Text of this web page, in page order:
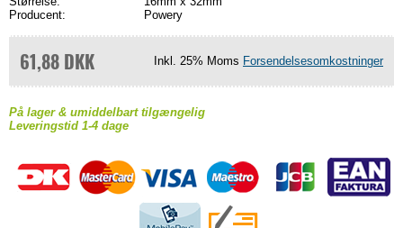
Producent:
Powery
61,88 DKK Inkl. 25% Moms Forsendelsesomkostninger
På lager & umiddelbart tilgængelig
Leveringstid 1-4 dage